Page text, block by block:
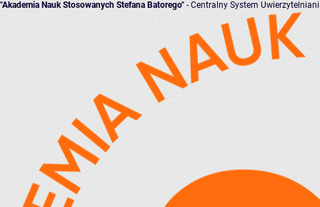
"Akademia Nauk Stosowanych Stefana Batorego" - Centralny System